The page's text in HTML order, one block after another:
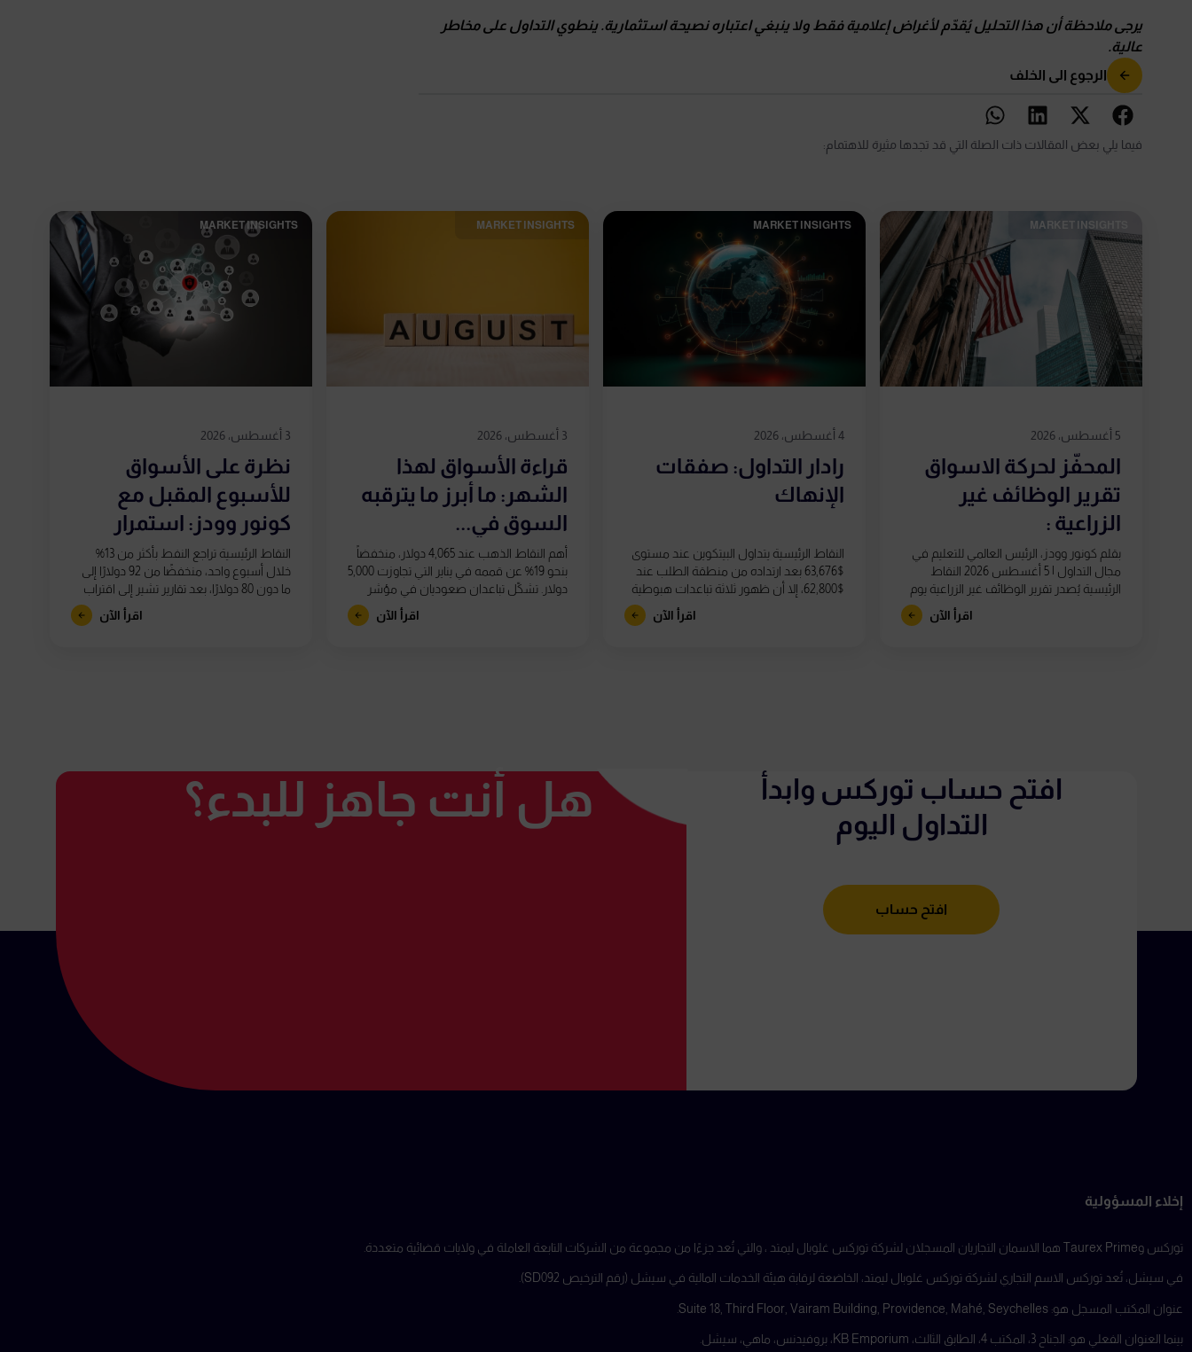
يرجى ملاحظة أن هذا التحليل يُقدّم لأغراض إعلامية فقط ولا ينبغي اعتباره نصيحة استثمارية.ينطوي التداول على مخاطر
عالية.
الرجوع الى الخلف
فيما يلي بعض المقالات ذات الصلة التي قد تجدها مثيرة للاهتمام:
MARKET INSIGHTS​
5 أغسطس، 2026
المحفّز لحركة الاسواق
تقرير الوظائف غير
الزراعية :
بقلم كونور وودز، الرئيس العالمي للتعليم في
مجال التداول | 5 أغسطس 2026 النقاط
الرئيسية يُصدر تقرير الوظائف غير الزراعية يوم
اقرأ الآن
MARKET INSIGHTS​
4 أغسطس، 2026
رادار التداول: صفقات
الإنهاك
النقاط الرئيسية يتداول البيتكوين عند مستوى
$63,676 بعد ارتداده من منطقة الطلب عند
$62,800، إلا أن ظهور ثلاثة تباعدات هبوطية
اقرأ الآن
MARKET INSIGHTS​
3 أغسطس، 2026
قراءة الأسواق لهذا
الشهر: ما أبرز ما يترقبه
السوق في...
أهم النقاط الذهب عند 4,065 دولار، منخفضاً
بنحو 19% عن قممه في يناير التي تجاوزت 5,000
دولار. تشكّل تباعدان صعوديان في مؤشر
اقرأ الآن
MARKET INSIGHTS​
3 أغسطس، 2026
نظرة على الأسواق
للأسبوع المقبل مع
كونور وودز: استمرار
التقلبات...
النقاط الرئيسية تراجع النفط بأكثر من 13%
خلال أسبوع واحد، منخفضًا من 92 دولارًا إلى
ما دون 80 دولارًا، بعد تقارير تشير إلى اقتراب
اقرأ الآن
هل أنت جاهز للبدء؟
افتح حساب توركس وابدأ
التداول اليوم
افتح حساب
إخلاء المسؤولية
توركس وTaurex Prime هما الاسمان التجاريان المسجلان لشركة توركس غلوبال ليمتد ، والتي تُعد جزءًا من مجموعة من الشركات التابعة العاملة في ولايات قضائية متعددة.
في سيشل، تُعد توركس الاسم التجاري لشركة توركس غلوبال ليمتد، الخاضعة لرقابة هيئة الخدمات المالية في سيشل (رقم الترخيص SD092).
عنوان المكتب المسجل هو: Suite 18, Third Floor, Vairam Building, Providence, Mahé, Seychelles.
بينما العنوان الفعلي هو: الجناح 3، المكتب 4، الطابق الثالث، KB Emporium، بروفيدنس، ماهي، سيشل.